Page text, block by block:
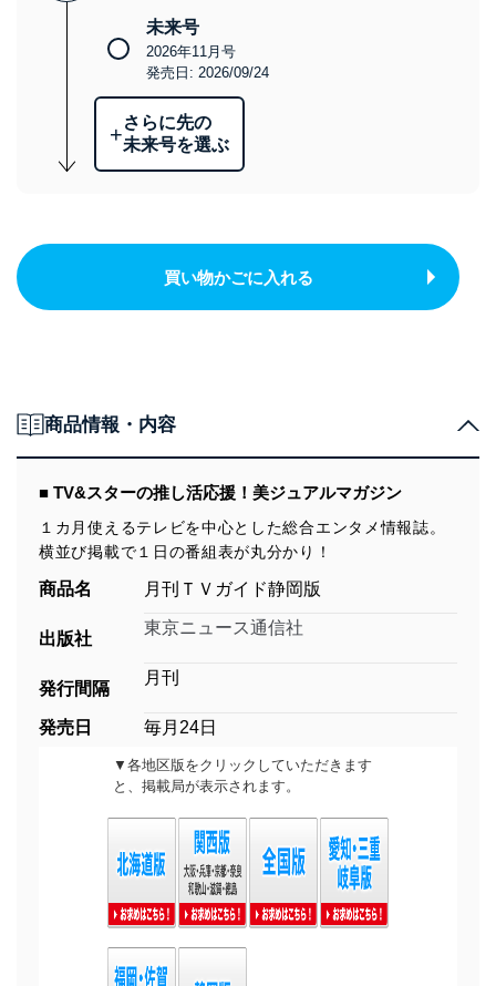
未来号
2026年11月号
発売日: 2026/09/24
+さらに先の
未来号を選ぶ
買い物かごに入れる
商品情報・内容
■ TV&スターの推し活応援！美ジュアルマガジン
１カ月使えるテレビを中心とした総合エンタメ情報誌。
横並び掲載で１日の番組表が丸分かり！
商品名 月刊ＴＶガイド静岡版
出版社
東京ニュース通信社
発行間隔
月刊
発売日 毎月24日
▼各地区版をクリックしていただきます
と、掲載局が表示されます。